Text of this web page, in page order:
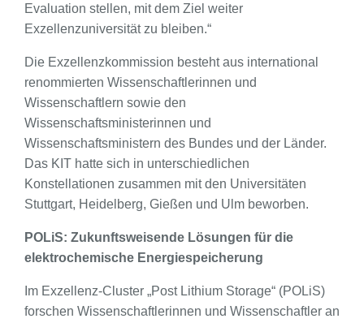
Evaluation stellen, mit dem Ziel weiter
Exzellenzuniversität zu bleiben.“
Die Exzellenzkommission besteht aus international
renommierten Wissenschaftlerinnen und
Wissenschaftlern sowie den
Wissenschaftsministerinnen und
Wissenschaftsministern des Bundes und der Länder.
Das KIT hatte sich in unterschiedlichen
Konstellationen zusammen mit den Universitäten
Stuttgart, Heidelberg, Gießen und Ulm beworben.
POLiS: Zukunftsweisende Lösungen für die
elektrochemische Energiespeicherung
Im Exzellenz-Cluster „Post Lithium Storage“ (POLiS)
forschen Wissenschaftlerinnen und Wissenschaftler an